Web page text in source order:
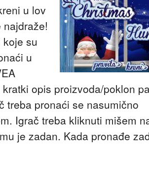
u lov
su
u
opis proizvoda/poklon
treba pronaći se nasumično
Igrač treba kliknuti mišem
je zadan. Kada pronađe